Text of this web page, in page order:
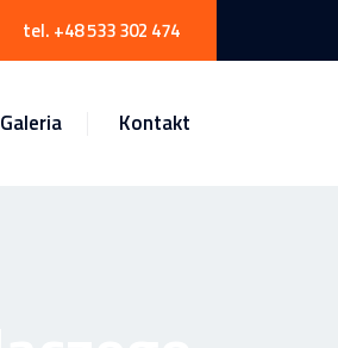
tel. +48 533 302 474
Galeria Kontakt